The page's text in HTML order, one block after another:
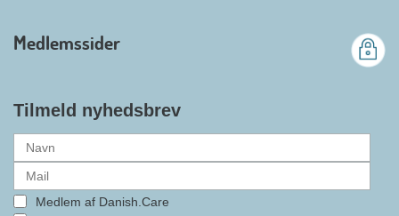
gennemslagskraft og skabe
hjælpemidler samt give
medlemmerne adgang til en
alle formaliteterne nu er på plads
Medlemssider
Tilmeld nyhedsbrev
Medlem af Danish.Care